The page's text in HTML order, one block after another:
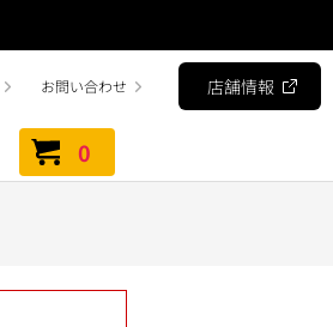
お問い合わせ 店舗情報
0